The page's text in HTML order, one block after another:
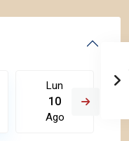
Lun
10
Ago